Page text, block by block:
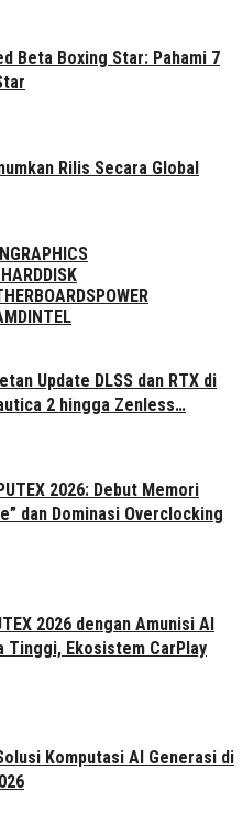
Beta Boxing Star: Pahami 7
Rilis Secara Global
GRAPHICS
HARDDISK
POWER
INTEL
Update DLSS dan RTX di
2 hingga Zenless…
2026: Debut Memori
dan Dominasi Overclocking
2026 dengan Amunisi AI
Tinggi, Ekosistem CarPlay
Komputasi AI Generasi di